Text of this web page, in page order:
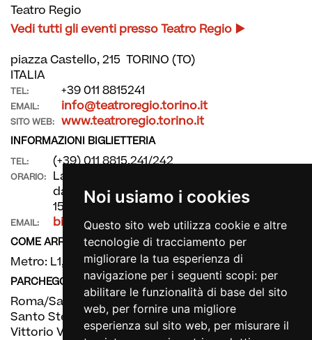
Noi usiamo i cookies
Questo sito web utilizza cookie e altre
tecnologie di tracciamento per
migliorare la tua esperienza di
navigazione per i seguenti scopi: per
abilitare le funzionalità di base del sito
web, per fornire una migliore
esperienza sul sito web, per misurare il
Teatro Regio
Vedi tutti gli eventi presso Teatro Regio
piazza Castello, 215 TORINO (TO)
ITALIA
TEL: +39 011 8815241
EMAIL: info@teatroregio.torino.it
SITO WEB: www.teatroregio.torino.it
INFORMAZIONI BIGLIETTERIA
TEL: (+39) 011 8815.241/242
ORARIO:
La biglietteria è aperta dal lunedì al sabato
dalle 11 alle 19 e la domenica dalle 10,30 alle
15.30. Un'ora prima degli spettacoli.
EMAIL: biglietteria@teatroregio.torino.it
COME ARRIVARE
Metro: L1, fermate XVIII Dicembre e Porta Nuova
PARCHEGGIO
Roma/San Carlo/Castello
Santo Stefano
Vittorio Veneto